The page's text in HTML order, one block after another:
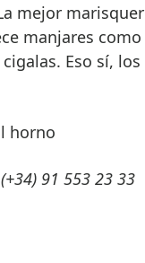
mejor
manjares como
Eso sí,
horno
91 553 23 33